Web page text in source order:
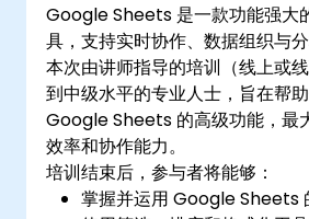
Google Sheets 是一款功能强大
具，支持实时协作、数据组织与分
本次由讲师指导的培训（线上或
到中级水平的专业人士，旨在帮
Google Sheets 的高级功能，最
效率和协作能力。
培训结束后，参与者将能够：
掌握并运用 Google Sheets